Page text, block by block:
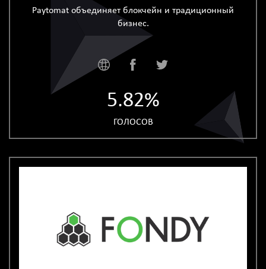
Paytomat объединяет блокчейн и традиционный
бизнес.
5.82%
ГОЛОСОВ